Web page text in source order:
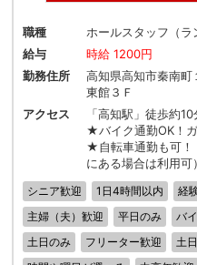
職種
ホールスタッフ（ラ
給与
時給 1200円
勤務住所
高知県高知市秦南町
東館３Ｆ
アクセス
「高知駅」徒歩約10
★バイク通勤OK！
★自転車通勤も可！
にある場合は利用可）
シニア歓迎 1日4時間以内 経
主婦（夫）歓迎
平日のみ バ
土日のみ
フリーター歓迎 土